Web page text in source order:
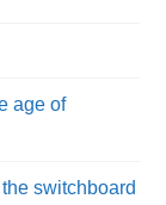
age of
switchboard